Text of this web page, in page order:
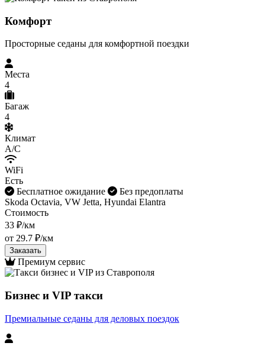
Комфорт
Просторные седаны для комфортной поездки
Места
4
Багаж
4
Климат
A/C
WiFi
Есть
Бесплатное ожидание
Без предоплаты
Skoda Octavia, VW Jetta, Hyundai Elantra
Стоимость
33 ₽/км
от 29.7 ₽/км
Заказать
Премиум сервис
Бизнес и VIP такси
Премиальные седаны для деловых поездок